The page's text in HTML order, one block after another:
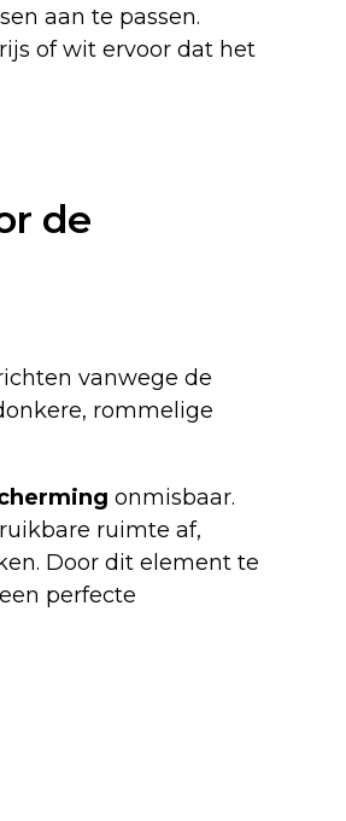
aan te passen.
of wit ervoor dat het
de
vanwege de
rommelige
onmisbaar.
ruimte af,
Door dit element te
perfecte